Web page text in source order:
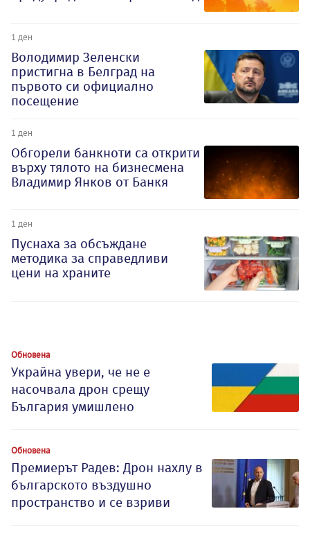
1 ден
Володимир Зеленски
пристигна в Белград на
първото си официално
посещение
1 ден
Обгорели банкноти са открити
върху тялото на бизнесмена
Владимир Янков от Банкя
1 ден
Пуснаха за обсъждане
методика за справедливи
цени на храните
Обновена
Украйна увери, че не е
насочвала дрон срещу
България умишлено
Обновена
Премиерът Радев: Дрон нахлу в
българското въздушно
пространство и се взриви